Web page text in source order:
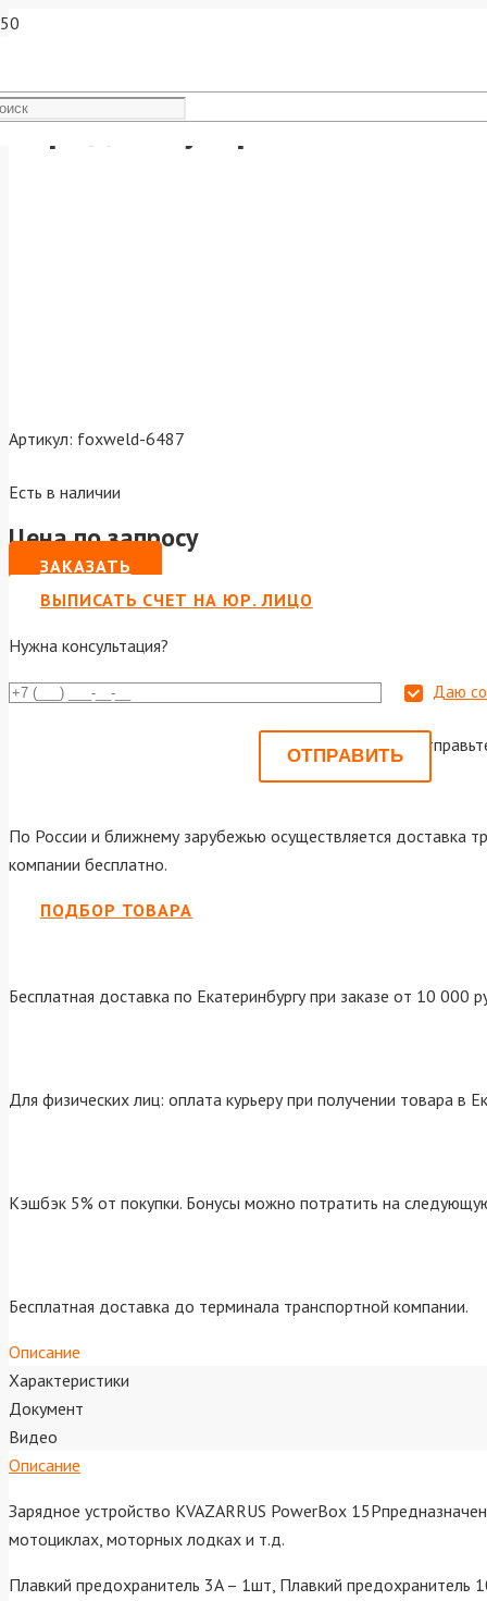
Зарядное устройство
Артикул: foxweld-6487
Есть в наличии
Цена по запросу
ЗАКАЗАТЬ
ВЫПИСАТЬ СЧЕТ НА ЮР. ЛИЦО
Нужна консультация?
Даю
Или
По России и ближнему зарубежью осуществляется доставка
компании бесплатно.
ПОДБОР ТОВАРА
Бесплатная доставка по Екатеринбургу при заказе от 10 000
Для физических лиц: оплата курьеру при получении товара в
Кэшбэк 5% от покупки. Бонусы можно потратить на
Бесплатная доставка до терминала транспортной компании.
Описание
Характеристики
Документ
Видео
Описание
Зарядное устройство KVAZARRUS PowerBox
мотоциклах, моторных лодках и т.д.
Плавкий предохранитель 3A – 1шт, Плавкий предохранитель